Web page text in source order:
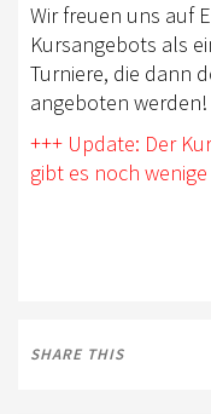
Wir freuen uns auf
Kursangebots als
Turniere, die dann
angeboten werden!
+++ Update: Der
gibt es noch
SHARE THIS